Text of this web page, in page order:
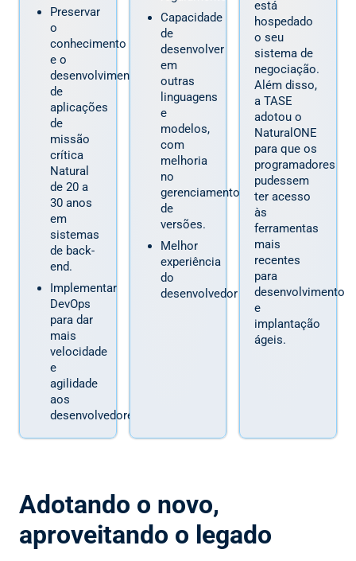
Preservar
o
conhecimento
e o
desenvolvimento
de
aplicações
de
missão
crítica
Natural
de 20 a
30 anos
em
sistemas
de back-
end.
Implementar
DevOps
para dar
mais
velocidade
e
agilidade
aos
desenvolvedores
Capacidade
de
desenvolver
em
outras
linguagens
e
modelos,
com
melhoria
no
gerenciamento
de
versões.
Melhor
experiência
do
desenvolvedor
está
hospedado
o seu
sistema de
negociação.
Além disso,
a TASE
adotou o
NaturalONE
para que os
programadores
pudessem
ter acesso
às
ferramentas
mais
recentes
para
desenvolvimento
e
implantação
ágeis.
Adotando o novo,
aproveitando o legado